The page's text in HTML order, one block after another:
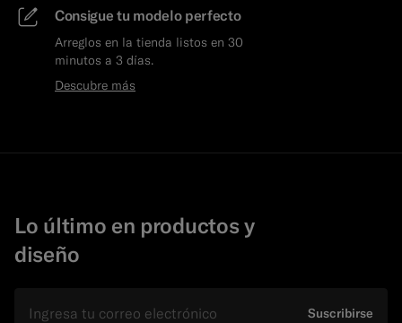
Consigue tu modelo perfecto
Arreglos en la tienda listos en 30
minutos a 3 días.
Descubre más
Lo último en productos y
diseño
Suscribirse